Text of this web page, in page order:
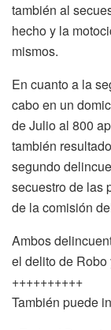
también al
hecho y la
mismos.
En cuanto a la
cabo en un
de Julio al 800
también
segundo
secuestro de las
de la comisión
Ambos
el delito de
++++++++++
También puede